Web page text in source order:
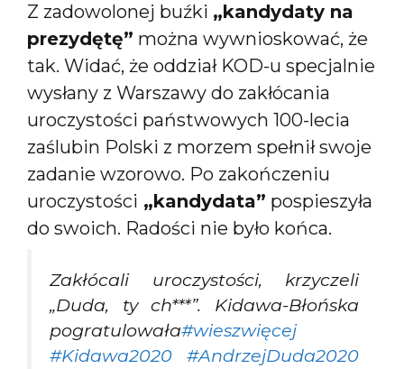
Z zadowolonej buźki „kandydaty na
prezydętę” można wywnioskować, że
tak. Widać, że oddział KOD-u specjalnie
wysłany z Warszawy do zakłócania
uroczystości państwowych 100-lecia
zaślubin Polski z morzem spełnił swoje
zadanie wzorowo. Po zakończeniu
uroczystości „kandydata” pospieszyła
do swoich. Radości nie było końca.
Zakłócali uroczystości, krzyczeli
„Duda, ty ch***”. Kidawa-Błońska
pogratulowała#wieszwięcej
#Kidawa2020
#AndrzejDuda2020